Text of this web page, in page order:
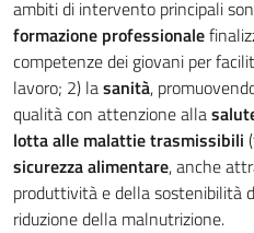
ambiti di intervento principali
formazione professionale
competenze dei giovani per
lavoro; 2) lasanità,
qualità con attenzione alla
lotta alle malattie trasmissibili
sicurezza alimentare, anche
produttività e della sostenibilità
riduzione della malnutrizione.